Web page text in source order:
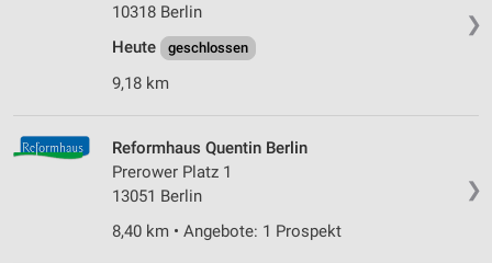
❯
10318 Berlin
Heute
geschlossen
9,18 km
❯
Reformhaus Quentin Berlin
Prerower Platz 1
13051 Berlin
8,40 km • Angebote: 1 Prospekt